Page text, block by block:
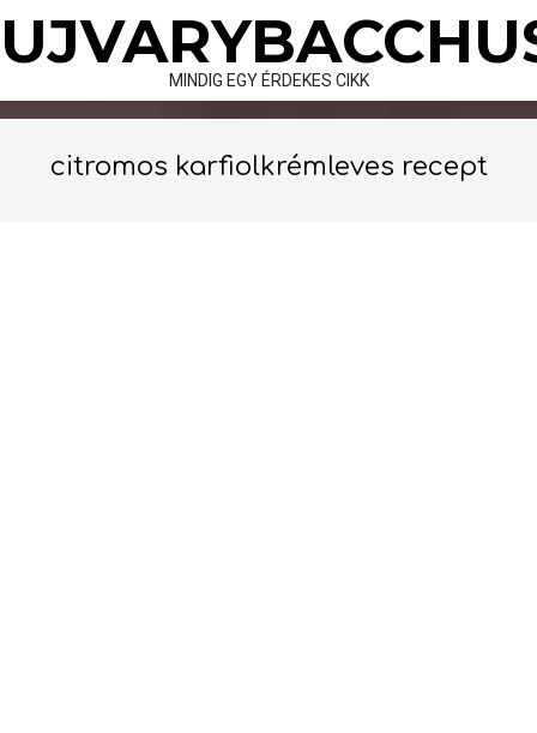
to
MINDIG EGY ÉRDEKES CIKK
citromos karfiolkrémleves recept